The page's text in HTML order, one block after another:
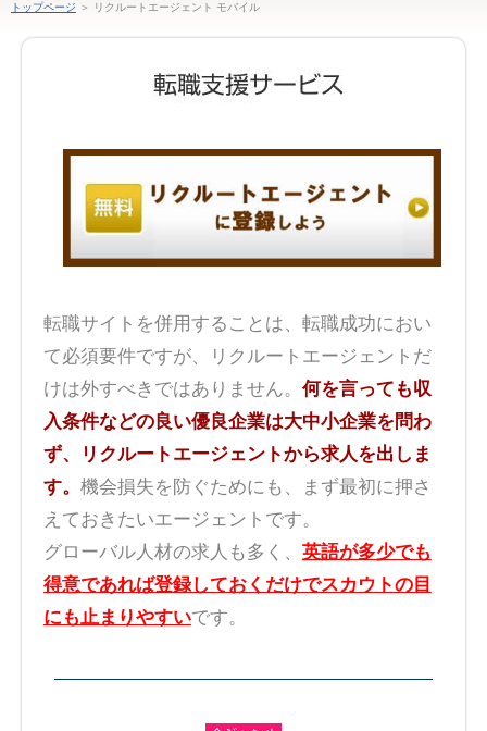
トップページ ＞ リクルートエージェント モバイル
転職サイトを併用することは、転職成功におい
て必須要件ですが、リクルートエージェントだ
けは外すべきではありません。 何を言っても収
入条件などの良い優良企業は大中小企業を問わ
ず、リクルートエージェントから求人を出しま
す。 機会損失を防ぐためにも、まず最初に押さ
えておきたいエージェントです。
グローバル人材の求人も多く、 英語が多少でも
得意であれば登録しておくだけでスカウトの目
にも止まりやすいです。